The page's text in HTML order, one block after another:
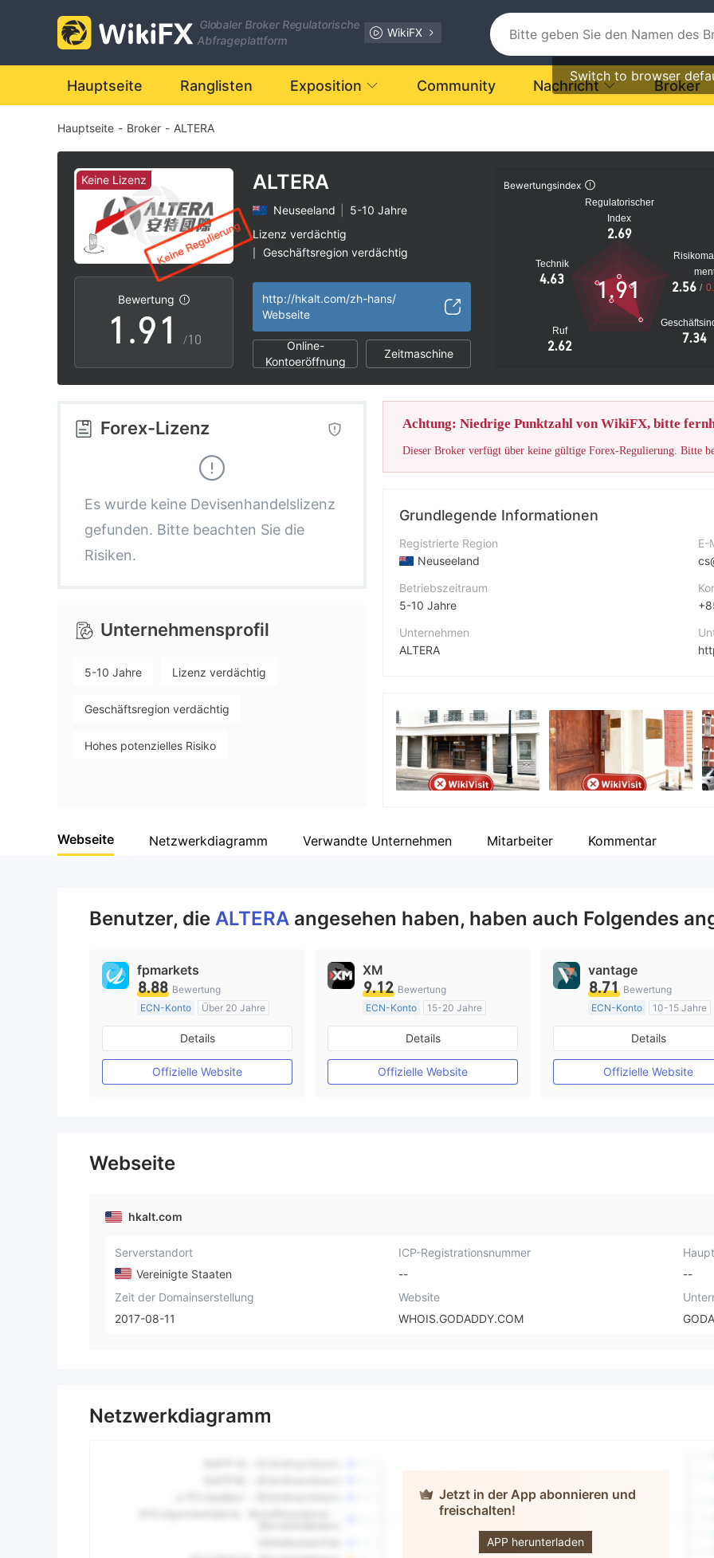
Globaler Broker Regulatorische
Abfrageplattform
WikiFX
Switch to browser
Hauptseite Ranglisten Exposition Community Nachricht Broker
Hauptseite - Broker - ALTERA
Keine Lizenz
Bewertung
0
1
2
3
5
6
9
.
3
4
5
6
7
8
9
0
1
2
3
5
9
/10
ALTERA
Neuseeland
5-10 Jahre
Lizenz verdächtig
Geschäftsregion verdächtig
http://hkalt.com/zh-hans/
Webseite
Online-
Kontoeröffnung
Zeitmaschine
Bewertungsindex
Regulatorischer
Index
2.69
Technik
4.63
Ruf
2.62
7.34
2.56 /
1.91
Forex-Lizenz
Es wurde keine Devisenhandelslizenz
gefunden. Bitte beachten Sie die
Risiken.
Unternehmensprofil
5-10 Jahre Lizenz verdächtig
Geschäftsregion verdächtig
Hohes potenzielles Risiko
Achtung: Niedrige Punktzahl von WikiFX, bitte
Dieser Broker verfügt über keine gültige Forex-Regulierung. Bitte
Grundlegende Informationen
Registrierte Region
Neuseeland
Betriebszeitraum
5-10 Jahre
Unternehmen
ALTERA
Unternehmensmitarbeiter
--
E-
Webseite Netzwerkdiagramm Verwandte Unternehmen Mitarbeiter Kommentar
Benutzer, die ALTERA angesehen haben, haben auch Folgendes
fpmarkets
8.88 Bewertung
ECN-Konto
Über 20 Jahre
AustralienRegulierung
Market Making (MM)
MT4-Volllizenz
Details
Offizielle Website
XM
9.12 Bewertung
ECN-Konto
15-20 Jahre
AustralienRegulierung
Market Making (MM)
MT4-Volllizenz
Details
Offizielle Website
vantage
8.71 Bewertung
ECN-Konto
10-15 Jahre
AustralienRegulierung
Market Making (MM)
MT4-Volllizenz
Details
Offizielle Website
Webseite
hkalt.com
Serverstandort
Vereinigte Staaten
ICP-Registrationsnummer
--
--
Zeit der Domainserstellung
2017-08-11
Website
WHOIS.GODADDY.COM
Netzwerkdiagramm
Jetzt in der App abonnieren und
freischalten!
APP herunterladen